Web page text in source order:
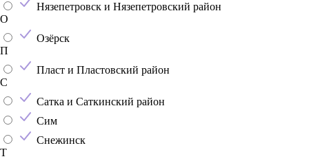
Нязепетровск и Нязепетровский район
О
Озёрск
П
Пласт и Пластовский район
С
Сатка и Саткинский район
Сим
Снежинск
Т